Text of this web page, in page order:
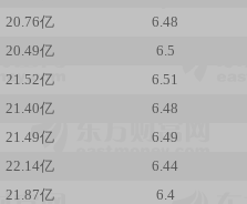
20.76亿 6.48
20.49亿 6.5
21.52亿 6.51
21.40亿 6.48
21.49亿 6.49
22.14亿 6.44
21.87亿 6.4